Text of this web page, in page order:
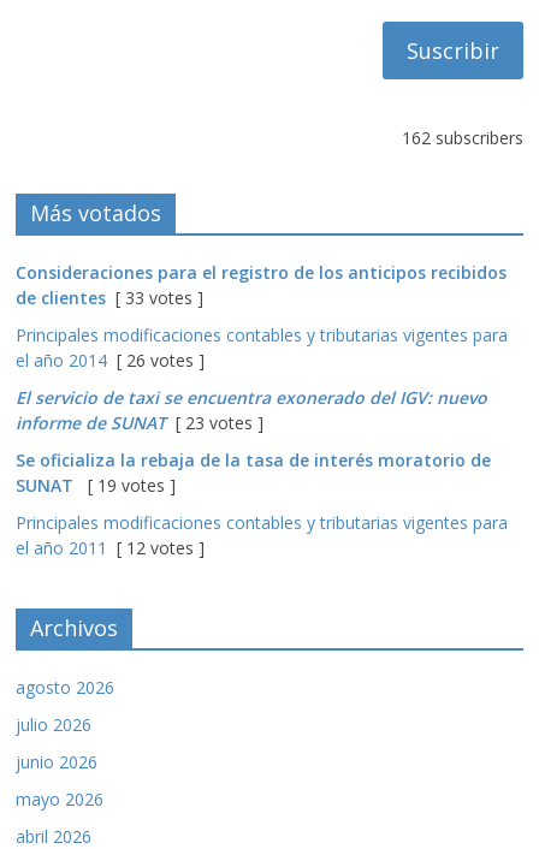
162 subscribers
Más votados
Consideraciones para el registro de los anticipos recibidos
de clientes [ 33 votes ]
Principales modificaciones contables y tributarias vigentes para
el año 2014 [ 26 votes ]
El servicio de taxi se encuentra exonerado del IGV: nuevo
informe de SUNAT[ 23 votes ]
Se oficializa la rebaja de la tasa de interés moratorio de
SUNAT
[ 19 votes ]
Principales modificaciones contables y tributarias vigentes para
el año 2011 [ 12 votes ]
Archivos
agosto 2026
julio 2026
junio 2026
mayo 2026
abril 2026